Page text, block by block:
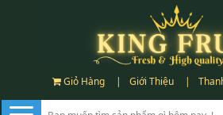
Giỏ Hàng | Giới Thiệu |